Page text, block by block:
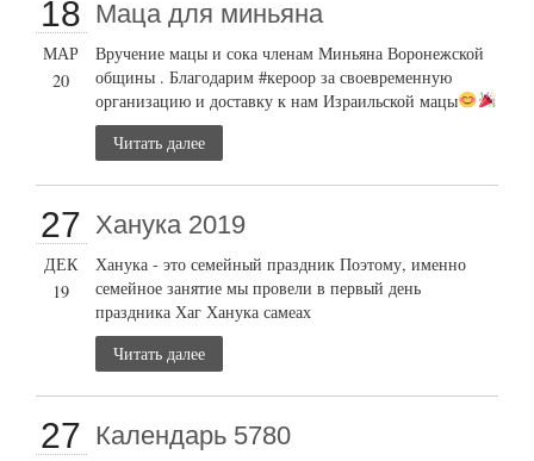
18
МАР
20
Маца для миньяна
Вручение мацы и сока членам Миньяна Воронежской
общины . Благодарим #кероор за своевременную
организацию и доставку к нам Израильской мацы
Читать далее
27
ДЕК
19
Ханука 2019
Ханука - это семейный праздник Поэтому, именно
семейное занятие мы провели в первый день
праздника Хаг Ханука самеах
Читать далее
27 Календарь 5780